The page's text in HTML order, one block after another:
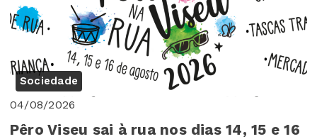
Sociedade
04/08/2026
Pêro Viseu sai à rua nos dias 14, 15 e 16